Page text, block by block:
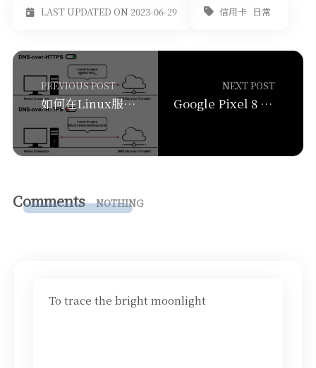
LAST UPDATED ON 2023-06-29 信用卡 日常
PREVIOUS POST
如何在Linux服务器上搭建明文和DOH(DNS OVER HTTPS)解析器
NEXT POST
Google Pixel 8 上手评测
Comments NOTHING
To trace the bright moonlight